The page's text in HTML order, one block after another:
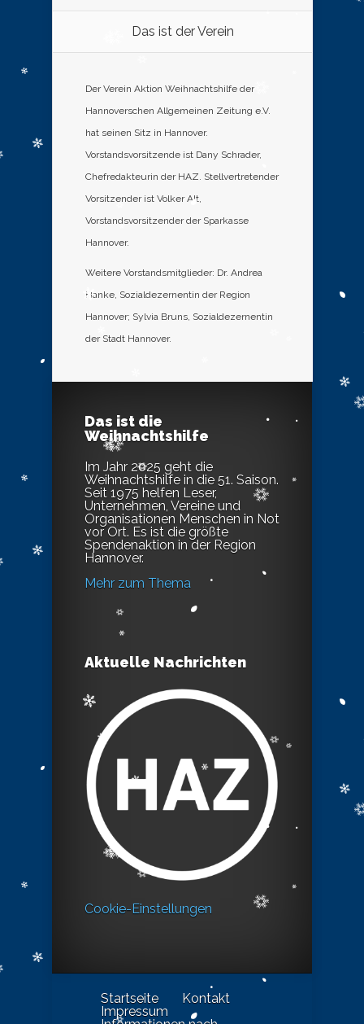
Das ist der Verein
Der Verein Aktion Weihnachtshilfe der
Hannoverschen Allgemeinen Zeitung e.V.
hat seinen Sitz in Hannover.
Vorstandsvorsitzende ist Dany Schrader,
Chefredakteurin der HAZ. Stellvertretender
Vorsitzender ist Volker Alt,
Vorstandsvorsitzender der Sparkasse
Hannover.
Weitere Vorstandsmitglieder: Dr. Andrea
Hanke, Sozialdezernentin der Region
Hannover; Sylvia Bruns, Sozialdezernentin
der Stadt Hannover.
Das ist die
Weihnachtshilfe
Im Jahr 2025 geht die
Weihnachtshilfe in die 51. Saison.
Seit 1975 helfen Leser,
Unternehmen, Vereine und
Organisationen Menschen in Not
vor Ort. Es ist die größte
Spendenaktion in der Region
Hannover.
Mehr zum Thema
Aktuelle Nachrichten
Cookie-Einstellungen
Startseite
Kontakt
Impressum